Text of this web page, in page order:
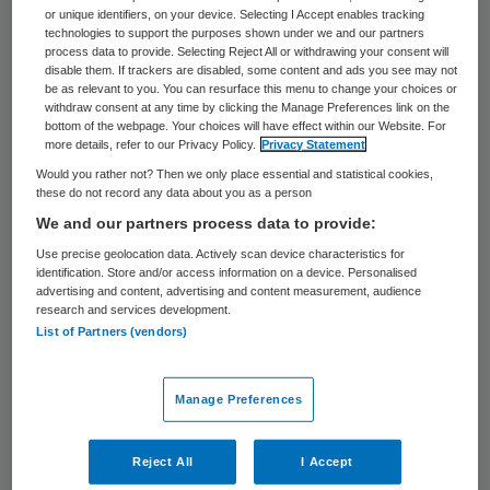
Een deel van zorgcentrum Anholt in Assen is
donderdagochtend ontruimd omdat er
brand was uitgebroken op de eerste
verdieping. Die ontstond in een scootmobiel.
Drie mensen hebben rook ingeademd. De
hulpdiensten zijn met ambulances ter
plaatse.
Ongeveer twintig mensen moesten als
De brandweer heeft de brand snel geblust.
Reageer op dit artikel
or unique identifiers, on your device. Selecting I Accept enables tracking
technologies to support the purposes shown under we and our partners
process data to provide. Selecting Reject All or withdrawing your consent will
disable them. If trackers are disabled, some content and ads you see may not
be as relevant to you. You can resurface this menu to change your choices or
withdraw consent at any time by clicking the Manage Preferences link on the
bottom of the webpage. Your choices will have effect within our Website. For
more details, refer to our Privacy Policy.
Privacy Statement
Would you rather not? Then we only place essential and statistical cookies,
these do not record any data about you as a person
We and our partners process data to provide:
Use precise geolocation data. Actively scan device characteristics for
identification. Store and/or access information on a device. Personalised
advertising and content, advertising and content measurement, audience
research and services development.
List of Partners (vendors)
Manage Preferences
Reject All I Accept